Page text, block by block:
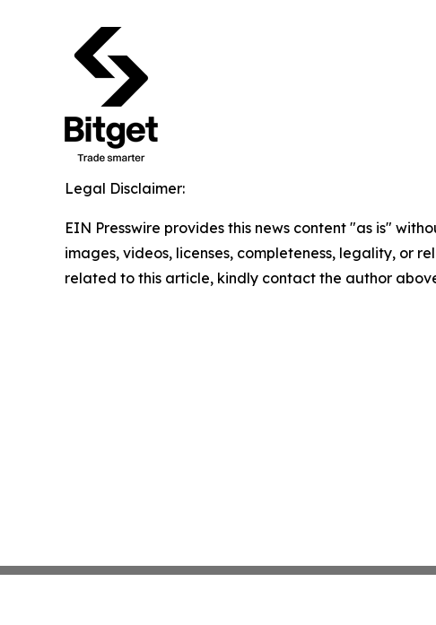
Legal Disclaimer:
EIN Presswire provides this news content "as is"
images, videos, licenses, completeness, legality, or
related to this article, kindly contact the author